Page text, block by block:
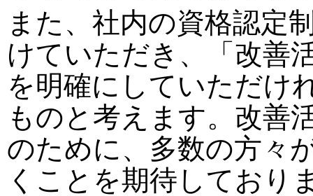
また、社内の資格認定
けていただき、「改善
を明確にしていただけ
ものと考えます。改善
のために、多数の方々
くことを期待しており